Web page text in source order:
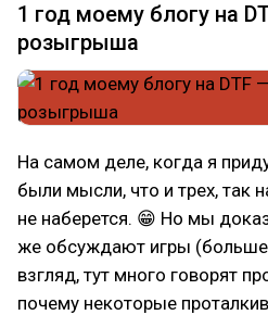
1 год моему блогу на
розыгрыша
На самом деле, когда я
были мысли, что и трех, так
не наберется. 😁 Но мы
же обсуждают игры (больше
взгляд, тут много говорят
почему некоторые